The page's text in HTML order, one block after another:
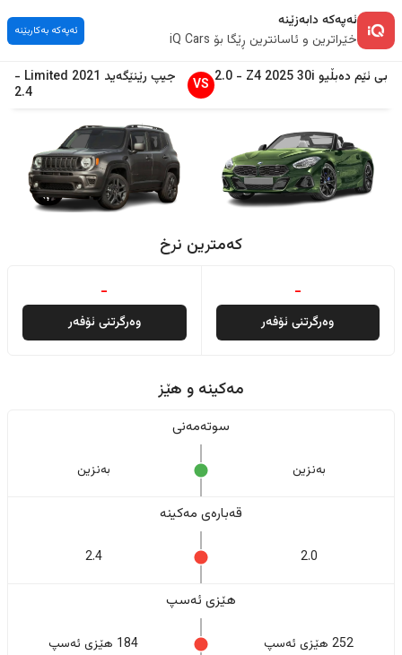
ئەپەکە دابەزێنە
خێراترین و ئاسانترین ڕێگا بۆ iQ Cars
ئەپەکە بەکاربێنە
بی ئێم دەبڵیو Z4 202530i
-
2.0
VS جیپ رێنێگەید 2021
Limited
-
2.4
کەمترین نرخ
-
وەرگرتنی ئۆفەر
-
وەرگرتنی ئۆفەر
مەکینە و هێز
سوتەمەنی
بەنزین بەنزین
قەبارەی مەکینە
2.0
2.4
هێزی ئەسپ
252 هێزی ئەسپ 184 هێزی ئەسپ